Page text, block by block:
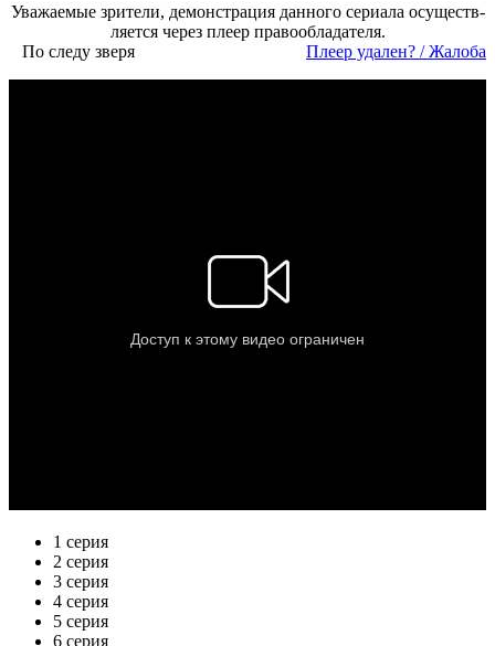
Ува­жае­мые зри­те­ли, де­мон­ст­ра­ция дан­но­го се­риа­ла осу­ще­ст­в­
ля­ет­ся че­рез пле­ер пра­во­об­ла­да­те­ля.
По следу зверя
Пле­ер уда­лен? / Жа­ло­ба
1 серия
2 серия
3 серия
4 серия
5 серия
6 серия